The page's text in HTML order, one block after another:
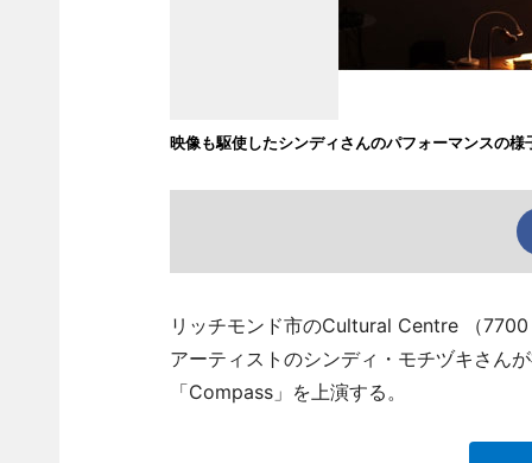
映像も駆使したシンディさんのパフォーマンスの様
リッチモンド市のCultural Centre （
アーティストのシンディ・モチヅキさん
「Compass」を上演する。